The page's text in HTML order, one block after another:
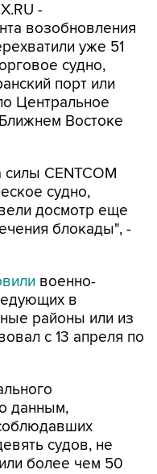
-
возобновления
уже 51
судно,
порт или
Центральное
Востоке
CENTCOM
судно,
досмотр еще
блокады", -
военно-
в
районы или из
с 13 апреля по
данным,
судов, не
более чем 50